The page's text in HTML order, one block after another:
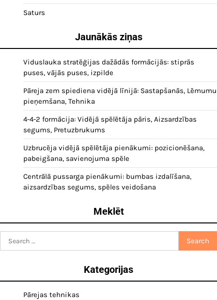
Saturs
Jaunākās ziņas
Viduslauka stratēģijas dažādās formācijās: stiprās
puses, vājās puses, izpilde
Pāreja zem spiediena vidējā līnijā: Sastapšanās, Lēmumu
pieņemšana, Tehnika
4-4-2 formācija: Vidējā spēlētāja pāris, Aizsardzības
segums, Pretuzbrukums
Uzbrucēja vidējā spēlētāja pienākumi: pozicionēšana,
pabeigšana, savienojuma spēle
Centrālā pussarga pienākumi: bumbas izdalīšana,
aizsardzības segums, spēles veidošana
Meklēt
for:
Kategorijas
Pārejas tehnikas